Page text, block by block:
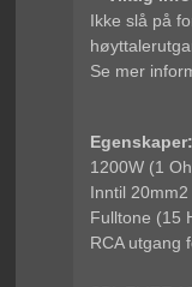
Ikke slå på
Se mer
Egenskaper:
1200W (1
Inntil
Fulltone (15
RCA utgang